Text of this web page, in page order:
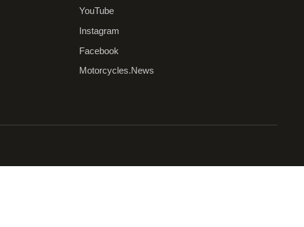
YouTube
Instagram
Facebook
Motorcycles.News